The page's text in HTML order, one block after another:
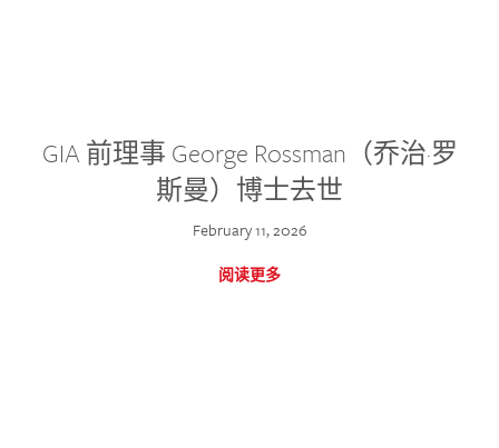
GIA 前理事 George Rossman（乔治·罗
斯曼）博士去世
February 11, 2026
阅读更多